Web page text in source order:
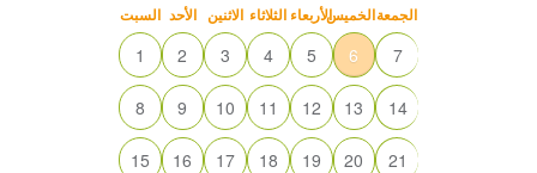
السبت الأحد الاثنين الثلاثاء الأربعاءالخميسالجمعة
1 2 3 4 5 6 7
8 9 10 11 12 13 14
15 16 17 18 19 20 21